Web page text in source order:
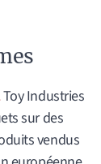
Toy Industries
sur des
vendus